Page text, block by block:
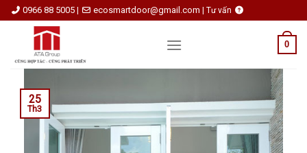
Skip
to
0966 88 5005 | ecosmartdoor@gmail.com | Tư vấn
0
25
Th3